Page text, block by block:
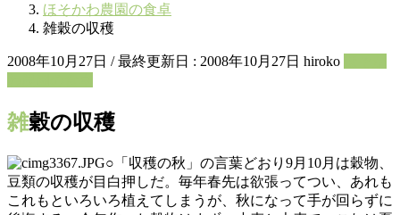
ほそかわ農園の食卓
雑穀の収穫
2008年10月27日 / 最終更新日 : 2008年10月27日 hiroko
雑穀の収穫
○「収穫の秋」の言葉どおり9月10月は穀物、
豆類の収穫が目白押しだ。毎年春先は欲張ってつい、あれも
これもといろいろ植えてしまうが、秋になって手が回らずに